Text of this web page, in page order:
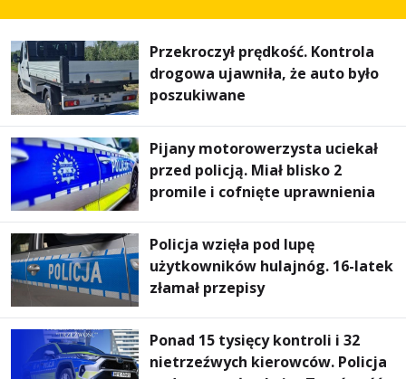
Przekroczył prędkość. Kontrola
drogowa ujawniła, że auto było
poszukiwane
Pijany motorowerzysta uciekał
przed policją. Miał blisko 2
promile i cofnięte uprawnienia
Policja wzięła pod lupę
użytkowników hulajnóg. 16-latek
złamał przepisy
Ponad 15 tysięcy kontroli i 32
nietrzeźwych kierowców. Policja